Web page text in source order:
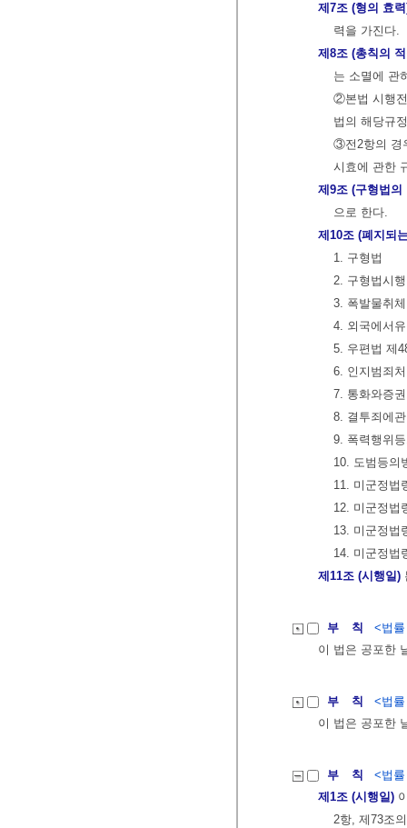
제7조 (형의 효
력을 가진다.
제8조 (총칙의
는 소멸에 관
②본법 시행
법의 해당규
③전2항의 경
시효에 관한
제9조 (구형법의
으로 한다.
제10조 (폐지되
1. 구형법
2. 구형법시
3. 폭발물취
4. 외국에서
5. 우편법 제
6. 인지범죄
7. 통화와증
8. 결투죄에
9. 폭력행위
10. 도범등의
11. 미군정법
12. 미군정법
13. 미군정법
14. 미군정법
제11조 (시행일)
부 칙
<법
이 법은 공포한
부 칙
<법
이 법은 공포한
부 칙
<법
제1조 (시행일)
2항, 제73조